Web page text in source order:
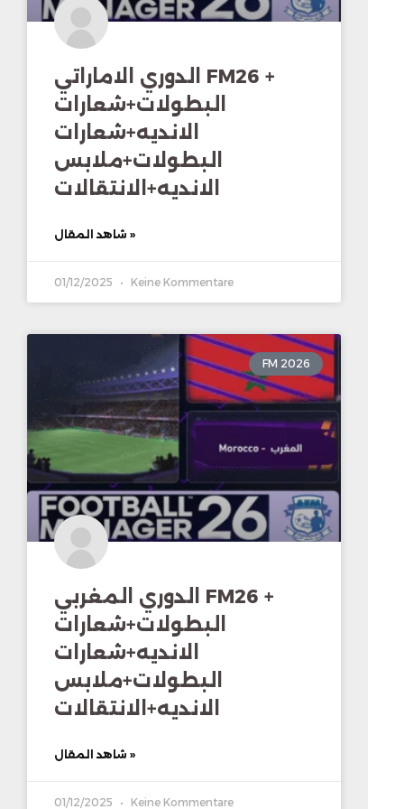
الدوري الاماراتي FM26 +
البطولات+شعارات
الانديه+شعارات
البطولات+ملابس
الانديه+الانتقالات
شاهد المقال »
01/12/2025 Keine Kommentare
FM 2026
الدوري المغربي FM26 +
البطولات+شعارات
الانديه+شعارات
البطولات+ملابس
الانديه+الانتقالات
شاهد المقال »
01/12/2025 Keine Kommentare